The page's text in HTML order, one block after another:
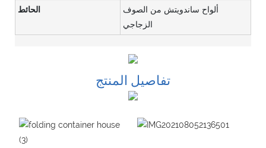
الحائط
ألواح ساندويتش من الصوف
الزجاجي
تفاصيل المنتج